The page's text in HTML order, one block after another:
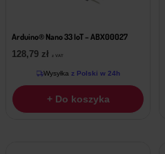
Arduino® Nano 33 IoT – ABX00027
128,79 zł z VAT
Wysyłka z Polski w 24h
+ Do koszyka